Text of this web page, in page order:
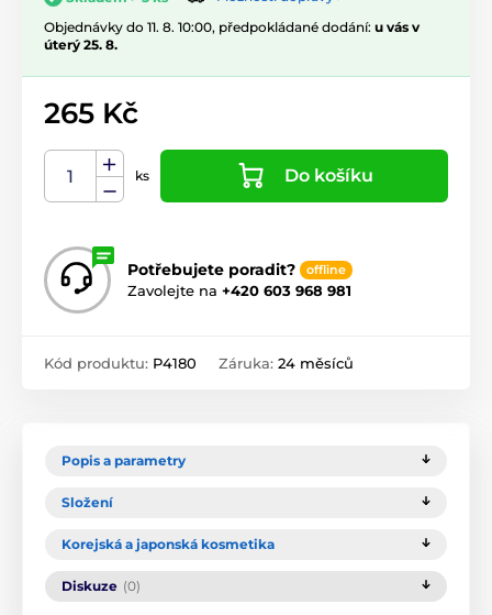
Objednávky do 11. 8. 10:00, předpokládané dodání: u vás v
úterý 25. 8.
265 Kč
ks Do košíku
Potřebujete poradit? offline
Zavolejte na +420 603 968 981
Kód produktu: P4180 Záruka: 24 měsíců
Popis a parametry
Složení
Korejská a japonská kosmetika
Diskuze (0)